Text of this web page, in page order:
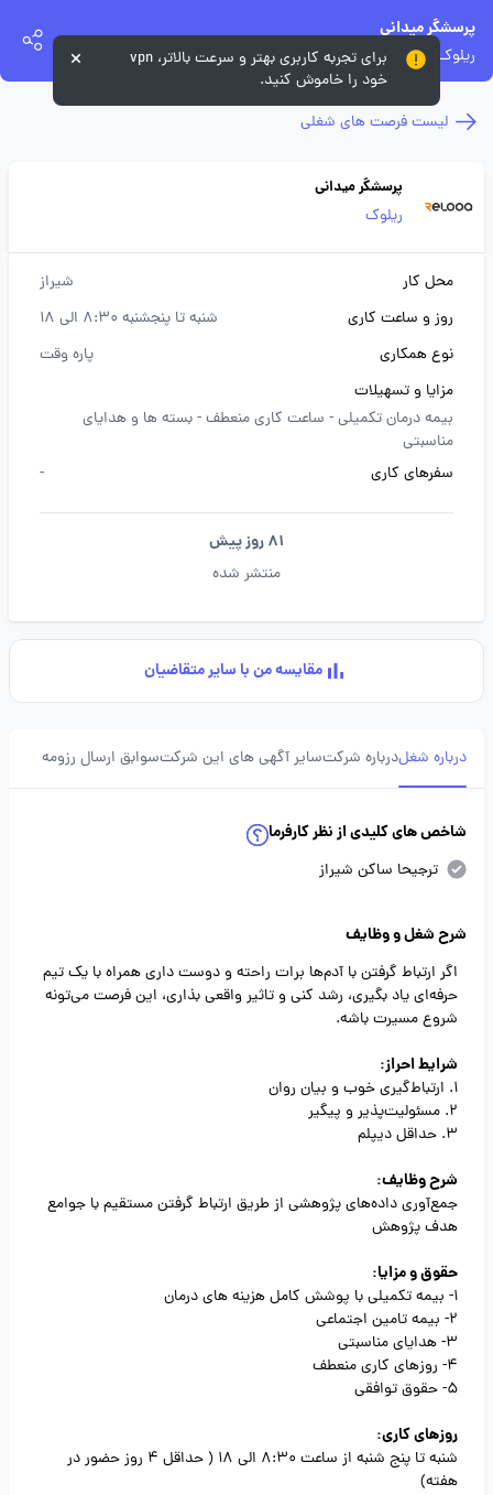
پرسشگر میدانی
ریلوک
لیست فرصت های شغلی
پرسشگر میدانی
ریلوک
محل کار
شیراز
روز و ساعت کاری
شنبه تا پنجشنبه 8:30 الی 18
نوع همکاری
پاره وقت
مزایا و تسهیلات
بیمه درمان تکمیلی - ساعت کاری منعطف -بسته ها و هدایای
مناسبتی
سفرهای کاری
-
81 روز پیش
منتشر شده
مقایسه من با سایر متقاضیان
درباره شغلدرباره شرکتسایر آگهی های این شرکتسوابق ارسال رزومه
شاخص های کلیدی از نظر کارفرما
ترجیحا ساکن شیراز
شرح شغل و وظایف
اگر ارتباط گرفتن با آدم‌ها برات راحته و دوست داری همراه با یک تیم
حرفه‌ای یاد بگیری، رشد کنی و تاثیر واقعی بذاری، این فرصت می‌تونه
شروع مسیرت باشه.
شرایط احراز:
1. ارتباط‌گیری خوب و بیان روان
2. مسئولیت‌پذیر و پیگیر
3. حداقل دیپلم
شرح وظایف:
جمع‌آوری داده‌های پژوهشی از طریق ارتباط گرفتن مستقیم با جوامع
هدف پژوهش
حقوق و مزایا:
1- بیمه تکمیلی با پوشش کامل هزینه های درمان
2- بیمه تامین اجتماعی
3- هدایای مناسبتی
4- روزهای کاری منعطف
5- حقوق توافقی
روزهای کاری:
شنبه تا پنج شنبه از ساعت 8:30 الی 18 ( حداقل 4 روز حضور در
هفته)
برای تجربه کاربری بهتر و سرعت بالاتر، vpn
خود را خاموش کنید.